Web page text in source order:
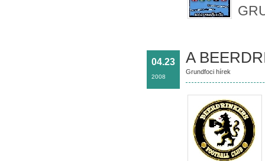
04.23
2008
A
Grundfoci hírek